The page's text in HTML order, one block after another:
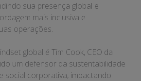
sua presença global e
mais inclusiva e
operações.
global é Tim Cook, CEO da
um defensor da sustentabilidade
social corporativa, impactando